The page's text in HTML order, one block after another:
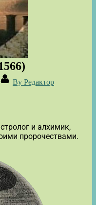
By Редактор
и алхимик,
пророчествами.